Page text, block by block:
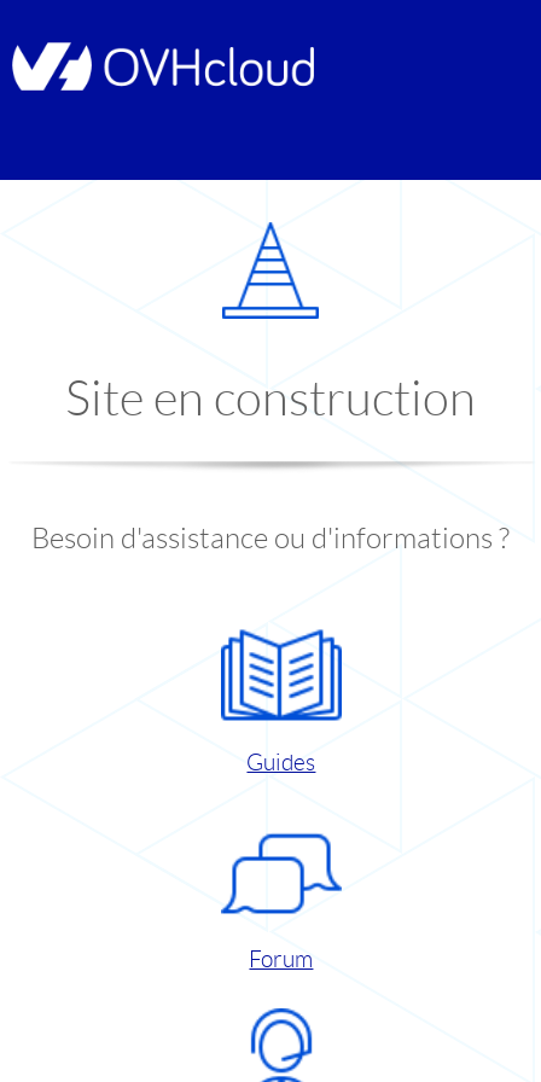
Site en construction
Besoin d'assistance ou d'informations ?
Guides
Forum